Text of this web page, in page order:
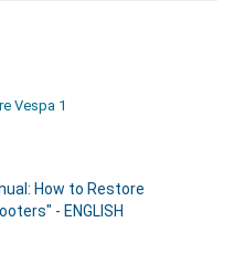
How to Restore
- ENGLISH